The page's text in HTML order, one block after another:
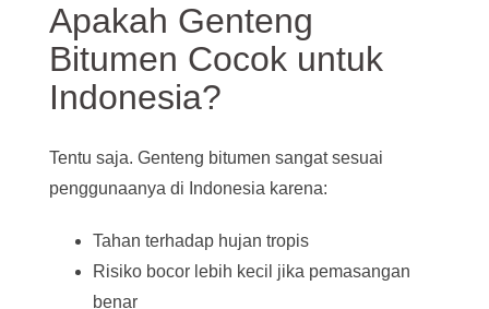
Apakah Genteng
Bitumen Cocok untuk
Indonesia?
Tentu saja. Genteng bitumen sangat sesuai
penggunaanya di Indonesia karena:
Tahan terhadap hujan tropis
Risiko bocor lebih kecil jika pemasangan
benar